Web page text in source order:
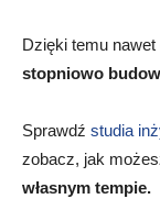
Dzięki temu nawet
stopniowo
Sprawdź studia
zobacz, jak
własnym tempie.